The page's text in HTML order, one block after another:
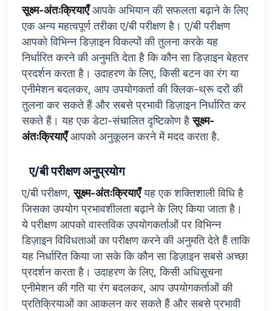
सूक्ष्म-अंतःक्रियाएँआपके अभियान की सफलता बढ़ाने के लिए
एक अन्य महत्वपूर्ण तरीका ए/बी परीक्षण है। ए/बी परीक्षण
आपको विभिन्न डिज़ाइन विकल्पों की तुलना करके यह
निर्धारित करने की अनुमति देता है कि कौन सा डिज़ाइन बेहतर
प्रदर्शन करता है। उदाहरण के लिए, किसी बटन का रंग या
एनीमेशन बदलकर, आप उपयोगकर्ता की क्लिक-थ्रू दरों की
तुलना कर सकते हैं और सबसे प्रभावी डिज़ाइन निर्धारित कर
सकते हैं। यह एक डेटा-संचालित दृष्टिकोण हैसूक्ष्म-
अंतःक्रियाएँआपको अनुकूलन करने में मदद करता है.
ए/बी परीक्षण अनुप्रयोग
ए/बी परीक्षण,सूक्ष्म-अंतःक्रियाएँयह एक शक्तिशाली विधि है
जिसका उपयोग प्रभावशीलता बढ़ाने के लिए किया जाता है।
ये परीक्षण आपको वास्तविक उपयोगकर्ताओं पर विभिन्न
डिज़ाइन विविधताओं का परीक्षण करने की अनुमति देते हैं ताकि
यह निर्धारित किया जा सके कि कौन सा डिज़ाइन सबसे अच्छा
प्रदर्शन करता है। उदाहरण के लिए, किसी अधिसूचना
एनीमेशन की गति या रंग बदलकर, आप उपयोगकर्ताओं की
प्रतिक्रियाओं का आकलन कर सकते हैं और सबसे प्रभावी